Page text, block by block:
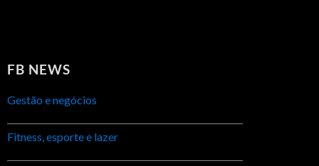
FB NEWS
Gestão e negócios
Fitness, esporte e lazer